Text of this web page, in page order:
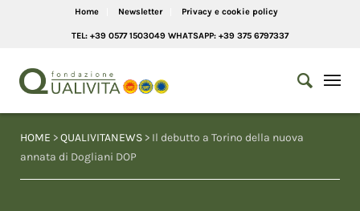
Home Newsletter Privacy e cookie policy
TEL: +39 0577 1503049 WHATSAPP: +39 375 6797337
HOME >QUALIVITANEWS > Il debutto a Torino della nuova
annata di Dogliani DOP